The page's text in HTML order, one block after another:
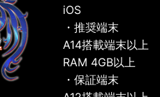
iOS
・推奨端末
A14搭載端末以上
RAM 4GB以上
・保証端末